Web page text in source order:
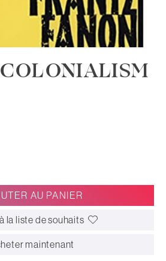
AU PANIER
la liste de souhaits
maintenant